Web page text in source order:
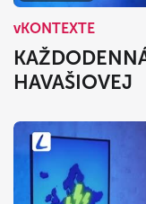
vKONTEXTE
HAVAŠIOVEJ